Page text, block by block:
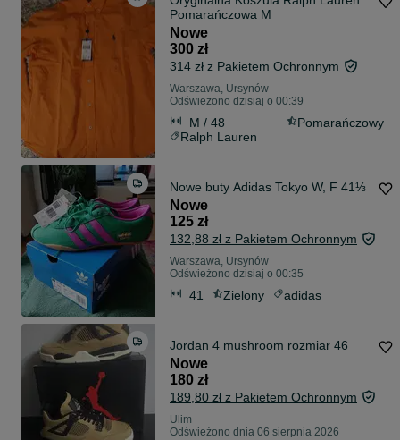
Pomarańczowa M
Nowe
300 zł
314 zł z Pakietem Ochronnym
Warszawa, Ursynów
Odświeżono dzisiaj o 00:39
M / 48
Pomarańczowy
Ralph Lauren
Nowe buty Adidas Tokyo W, F 41⅓
Nowe
125 zł
132,88 zł z Pakietem Ochronnym
Warszawa, Ursynów
Odświeżono dzisiaj o 00:35
41 Zielony adidas
Jordan 4 mushroom rozmiar 46
Nowe
180 zł
189,80 zł z Pakietem Ochronnym
Ulim
Odświeżono dnia 06 sierpnia 2026